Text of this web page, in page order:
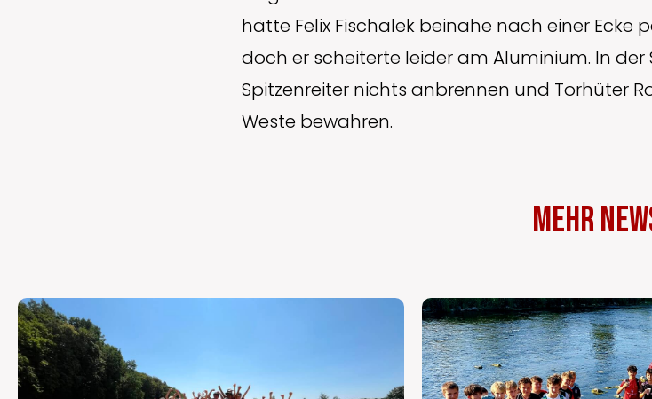
hätte Felix Fischalek beinahe nach einer
doch er scheiterte leider am Aluminium. In der
Spitzenreiter nichts anbrennen und Torhüter
Weste bewahren.
Mehr